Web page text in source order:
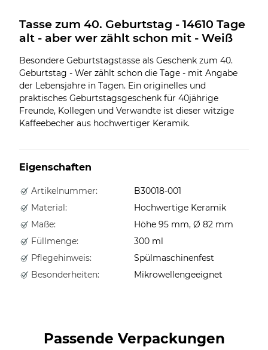
Tasse zum 40. Geburtstag - 14610 Tage
alt - aber wer zählt schon mit - Weiß
Besondere Geburtstagstasse als Geschenk zum 40.
Geburtstag - Wer zählt schon die Tage - mit Angabe
der Lebensjahre in Tagen. Ein originelles und
praktisches Geburtstagsgeschenk für 40jährige
Freunde, Kollegen und Verwandte ist dieser witzige
Kaffeebecher aus hochwertiger Keramik.
Eigenschaften
Artikelnummer:
B30018-001
Material:
Hochwertige Keramik
Maße:
Höhe 95 mm, Ø 82 mm
Füllmenge:
300 ml
Pflegehinweis:
Spülmaschinenfest
Besonderheiten:
Mikrowellengeeignet
Passende Verpackungen